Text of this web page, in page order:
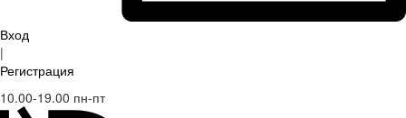
Вход
|
Регистрация
10.00-19.00 пн-пт